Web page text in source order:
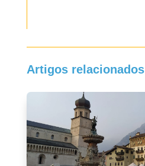
Artigos relacionados